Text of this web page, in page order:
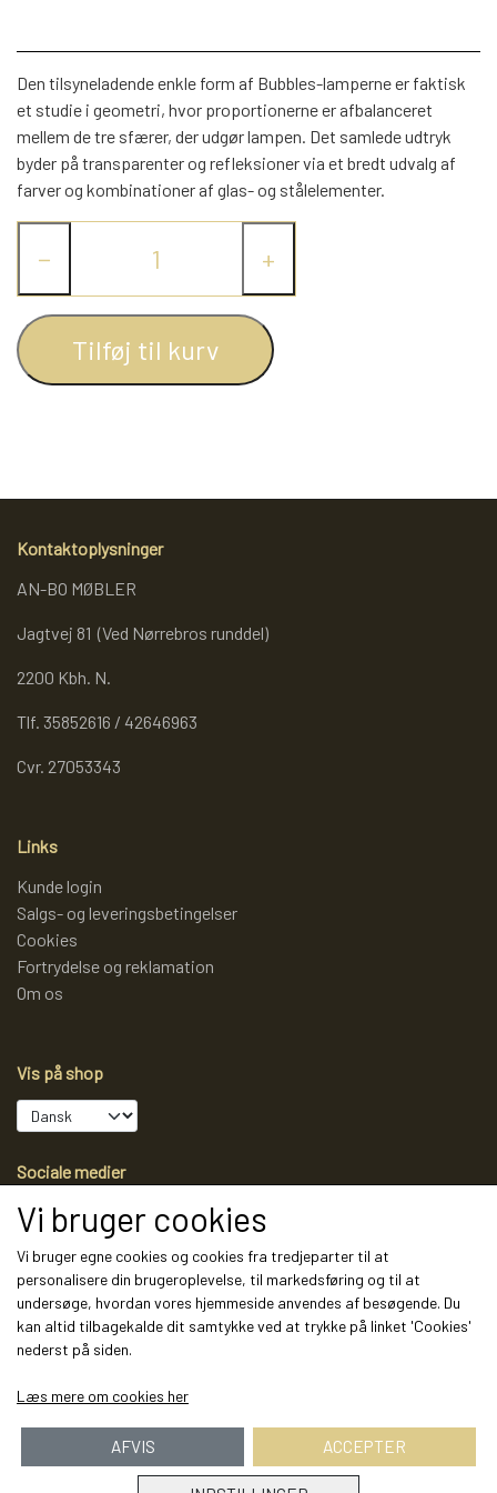
ENTRE
BELYSNING
REOL EDGE
REOL MISTRAL
REOLER/OPBEVARING
BOGREOLER 40 CM DYBDE
VÆGPANELER
SPEJLE
VÆGPANELER
SPEJLE
VÆGPANELER
SPEJLE
VÆGPANELER
SPEJLE
SPEJLE
PARKERING
AFHENTNING
MONTERING & LEVERING
OM OS
Den tilsyneladende enkle form af Bubbles-lamperne er faktisk
et studie i geometri, hvor proportionerne er afbalanceret
mellem de tre sfærer, der udgør lampen. Det samlede udtryk
byder på transparenter og refleksioner via et bredt udvalg af
farver og kombinationer af glas- og stålelementer.
− +
Tilføj til kurv
Kontaktoplysninger
AN-BO MØBLER
Jagtvej 81 (Ved Nørrebros runddel)
2200 Kbh. N.
Tlf. 35852616 / 42646963
Cvr. 27053343
Links
Kunde login
Salgs- og leveringsbetingelser
Cookies
Fortrydelse og reklamation
Om os
Vis på shop
Sociale medier
Modtag vores nyhedsbrev via e-mail
Tilmeld
Vi bruger cookies
Vi bruger egne cookies og cookies fra tredjeparter til at
personalisere din brugeroplevelse, til markedsføring og til at
undersøge, hvordan vores hjemmeside anvendes af besøgende. Du
kan altid tilbagekalde dit samtykke ved at trykke på linket 'Cookies'
nederst på siden.
Læs mere om cookies her
AFVIS ACCEPTER